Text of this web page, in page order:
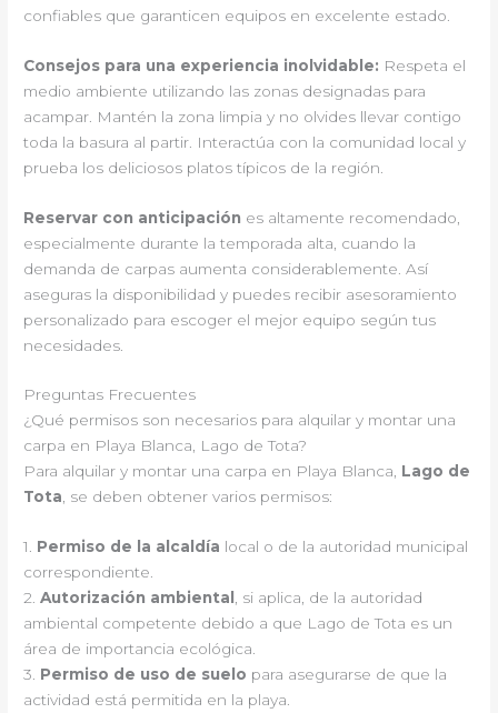
confiables que garanticen equipos en excelente estado.
Consejos para una experiencia inolvidable: Respeta el
medio ambiente utilizando las zonas designadas para
acampar. Mantén la zona limpia y no olvides llevar contigo
toda la basura al partir. Interactúa con la comunidad local y
prueba los deliciosos platos típicos de la región.
Reservar con anticipación es altamente recomendado,
especialmente durante la temporada alta, cuando la
demanda de carpas aumenta considerablemente. Así
aseguras la disponibilidad y puedes recibir asesoramiento
personalizado para escoger el mejor equipo según tus
necesidades.
Preguntas Frecuentes
¿Qué permisos son necesarios para alquilar y montar una
carpa en Playa Blanca, Lago de Tota?
Para alquilar y montar una carpa en Playa Blanca, Lago de
Tota, se deben obtener varios permisos:
1. Permiso de la alcaldía local o de la autoridad municipal
correspondiente.
2.Autorización ambiental , si aplica, de la autoridad
ambiental competente debido a que Lago de Tota es un
área de importancia ecológica.
3. Permiso de uso de suelo para asegurarse de que la
actividad está permitida en la playa.